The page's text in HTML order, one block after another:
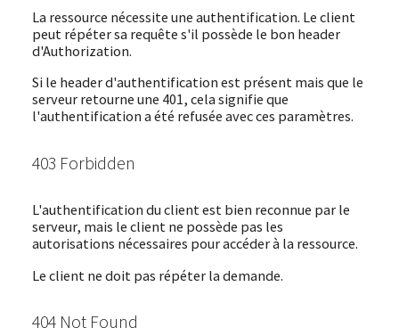
La ressource nécessite une authentification. Le client
peut répéter sa requête s'il possède le bon header
d'Authorization.
Si le header d'authentification est présent mais que le
serveur retourne une 401, cela signifie que
l'authentification a été refusée avec ces paramètres.
403 Forbidden
L'authentification du client est bien reconnue par le
serveur, mais le client ne possède pas les
autorisations nécessaires pour accéder à la ressource.
Le client ne doit pas répéter la demande.
404 Not Found